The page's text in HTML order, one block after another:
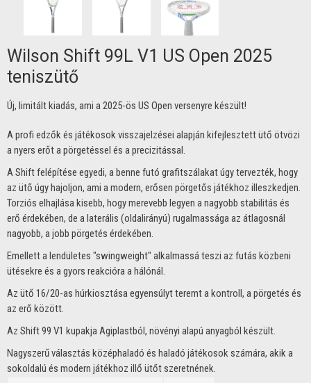
Wilson Shift 99L V1 US Open 2025
teniszütő
Új, limitált kiadás, ami a 2025-ös US Open versenyre készült!
A profi edzők és játékosok visszajelzései alapján kifejlesztett ütő ötvözi
a nyers erőt a pörgetéssel és a precizitással.
A Shift felépítése egyedi, a benne futó grafitszálakat úgy tervezték, hogy
az ütő úgy hajoljon, ami a modern, erősen pörgetős játékhoz illeszkedjen.
Torziós elhajlása kisebb, hogy merevebb legyen a nagyobb stabilitás és
erő érdekében, de a laterális (oldalirányú) rugalmassága az átlagosnál
nagyobb, a jobb pörgetés érdekében.
Emellett a lendületes "swingweight" alkalmassá teszi az futás közbeni
ütésekre és a gyors reakcióra a hálónál.
Az ütő 16/20-as húrkiosztása egyensúlyt teremt a kontroll, a pörgetés és
az erő között.
Az Shift 99 V1 kupakja Agiplastból, növényi alapú anyagból készült.
Nagyszerű választás középhaladó és haladó játékosok számára, akik a
sokoldalú és modern játékhoz illő ütőt szeretnének.